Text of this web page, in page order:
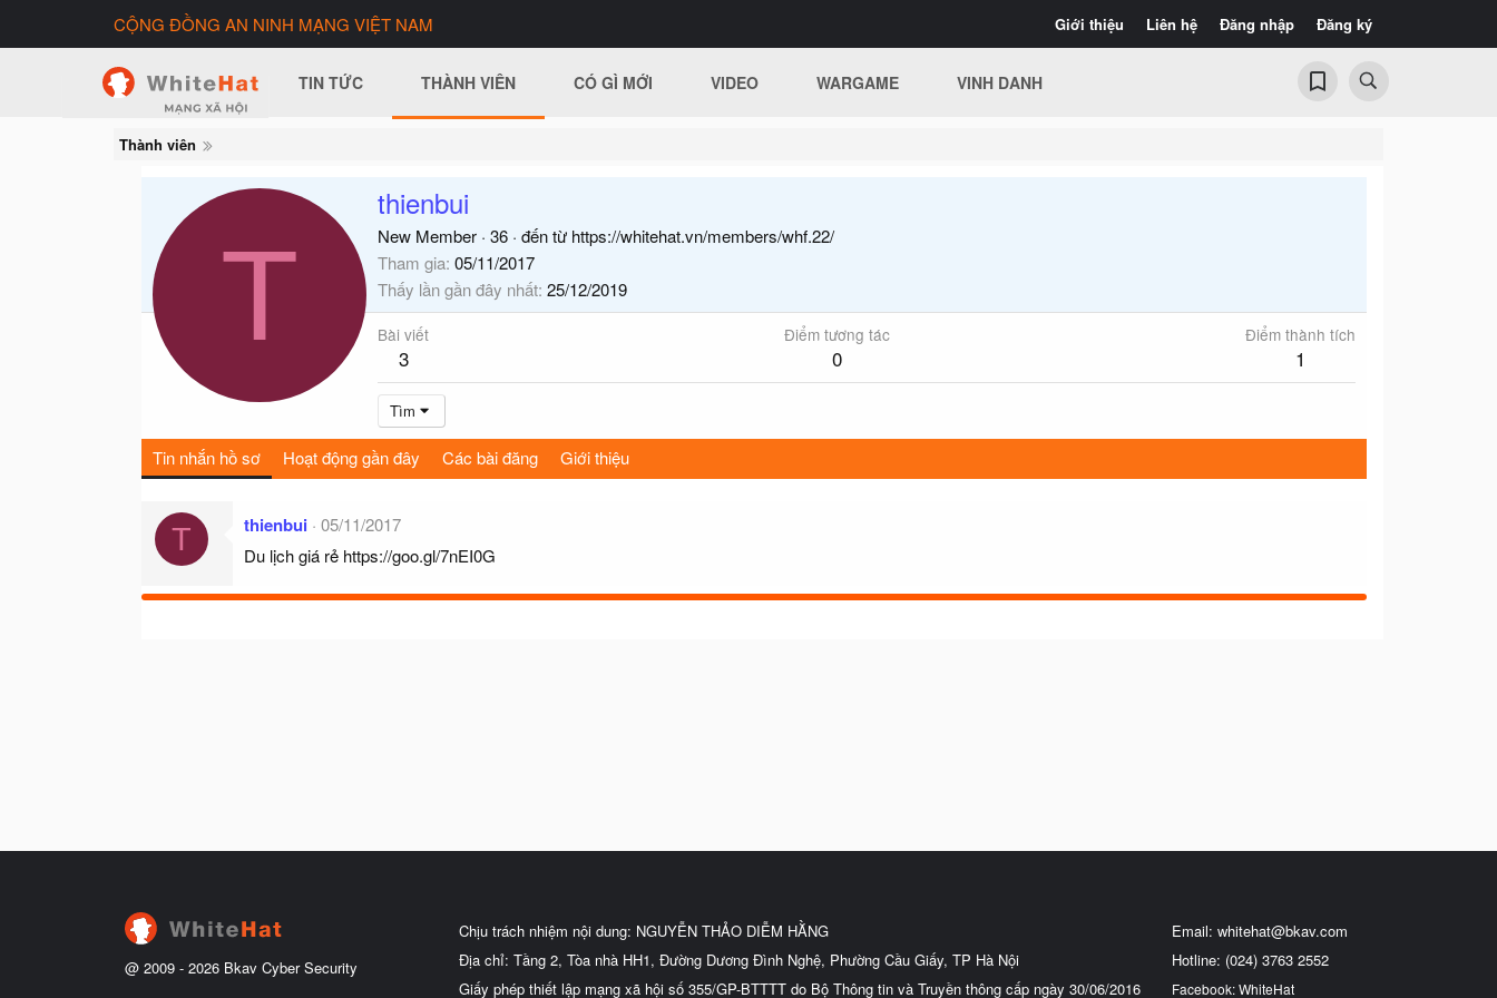
Giới thiệu Liên hệ Đăng nhập Đăng ký
CỘNG ĐỒNG AN NINH MẠNG VIỆT NAM
TIN TỨC THÀNH VIÊN CÓ GÌ MỚI VIDEO WARGAME VINH DANH
Thành viên
T
thienbui
New Member · 36 · đến từ https://whitehat.vn/members/whf.22/
Tham gia 05/11/2017
Thấy lần gần đây nhất 25/12/2019
Bài viết
3
Điểm tương tác
0
Điểm thành tích
1
Tìm
Tin nhắn hồ sơ Hoạt động gần đây Các bài đăng Giới thiệu
T thienbui
05/11/2017
Du lịch giá rẻ https://goo.gl/7nEI0G
@ 2009 - 2026 Bkav Cyber Security
Chịu trách nhiệm nội dung: NGUYỄN THẢO DIỄM HẰNG
Địa chỉ: Tầng 2, Tòa nhà HH1, Đường Dương Đình Nghệ, Phường Cầu Giấy, TP Hà Nội
Giấy phép thiết lập mạng xã hội số 355/GP-BTTTT do Bộ Thông tin và Truyền thông cấp ngày 30/06/2016
Email: whitehat@bkav.com
Hotline: (024) 3763 2552
Facebook: WhiteHat